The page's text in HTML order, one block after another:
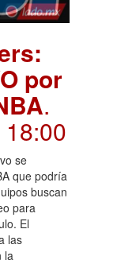
por
.
se
que podría
buscan
para
El
las
la